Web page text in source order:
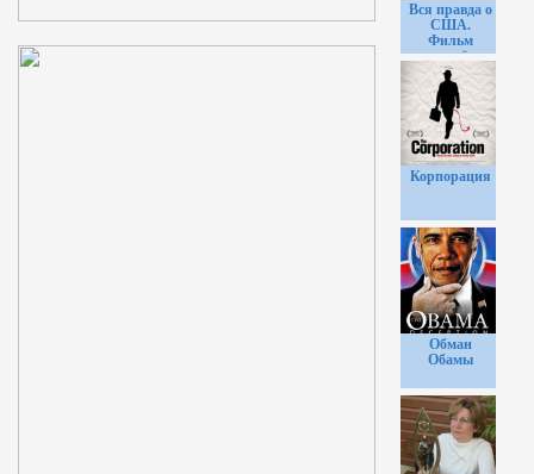
Вся правда о
США.
Фильм
запрещён к
показу в
США
Корпорация
Обман
Обамы